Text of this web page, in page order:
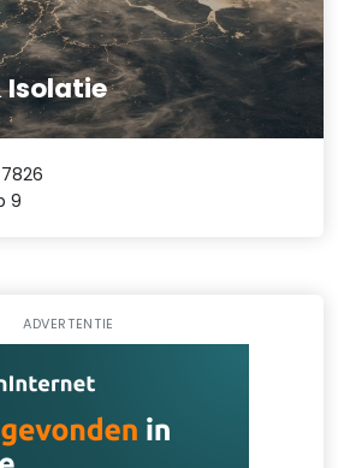
Isolatie
9
ADVERTENTIE